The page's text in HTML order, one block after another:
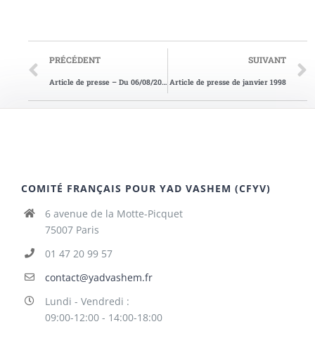
PRÉCÉDENT
Article de presse – Du 06/08/2011
SUIVANT
Article de presse de janvier 1998
COMITÉ FRANÇAIS POUR YAD VASHEM (CFYV)
6 avenue de la Motte-Picquet
75007 Paris
01 47 20 99 57
contact@yadvashem.fr
Lundi - Vendredi :
09:00-12:00 - 14:00-18:00